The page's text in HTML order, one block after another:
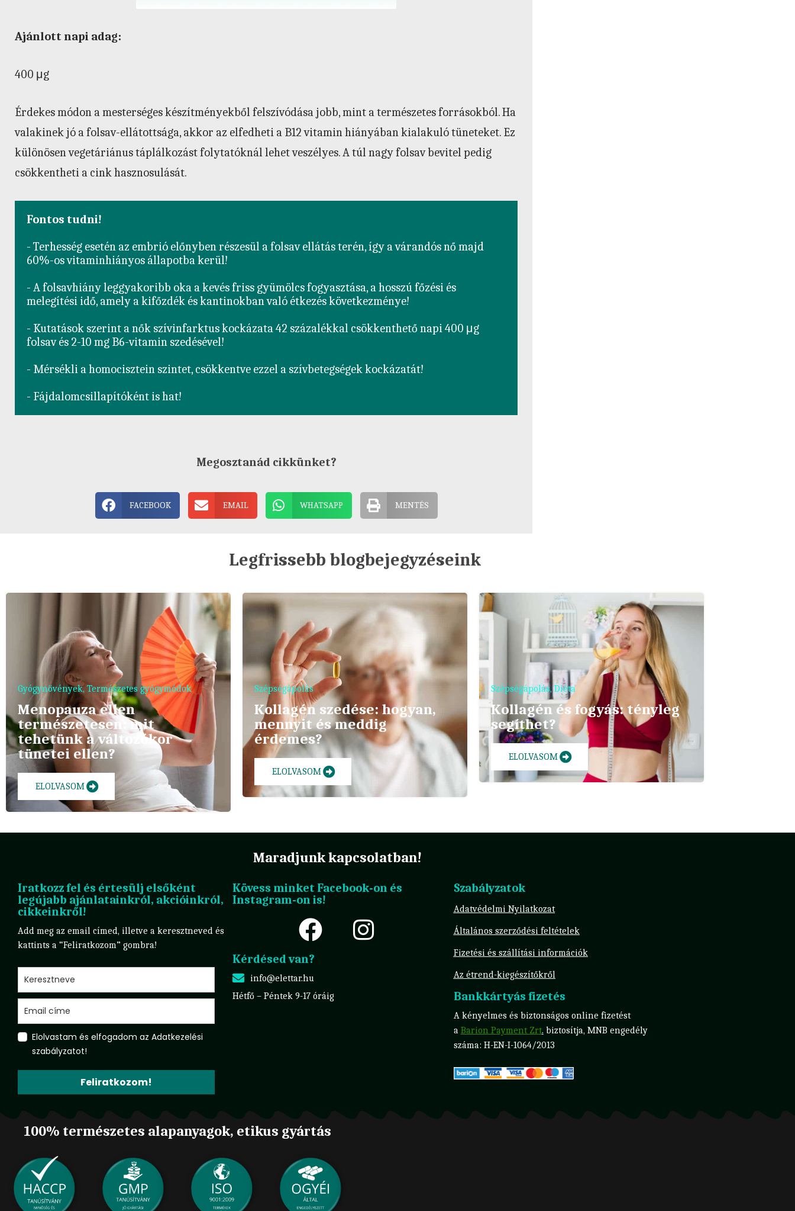
Ajánlott napi adag:
400 μg
Érdekes módon a mesterséges készítményekből felszívódása jobb, mint a természetes forrásokból. Ha
valakinek jó a folsav-ellátottsága, akkor az elfedheti a B12 vitamin hiányában kialakuló tüneteket. Ez
különösen vegetáriánus táplálkozást folytatóknál lehet veszélyes. A túl nagy folsav bevitel pedig
csökkentheti a cink hasznosulását.
Fontos tudni!
- Terhesség esetén az embrió előnyben részesül a folsav ellátás terén, így a várandós nő majd
60%-os vitaminhiányos állapotba kerül!
- A folsavhiány leggyakoribb oka a kevés friss gyümölcs fogyasztása, a hosszú főzési és
melegítési idő, amely a kifőzdék és kantinokban való étkezés következménye!
- Kutatások szerint a nők szívinfarktus kockázata 42 százalékkal csökkenthető napi 400 μg
folsav és 2-10 mg B6-vitamin szedésével!
- Mérsékli a homocisztein szintet, csökkentve ezzel a szívbetegségek kockázatát!
- Fájdalomcsillapítóként is hat!
Megosztanád cikkünket?
FACEBOOK EMAIL WHATSAPP MENTÉS
Legfrissebb blogbejegyzéseink
Gyógynövények, Természetes gyógymódok
Menopauza ellen
természetesen: mit
tehetünk a változókor
tünetei ellen?
ELOLVASOM
Szépségápolás
Kollagén szedése: hogyan,
mennyit és meddig
érdemes?
ELOLVASOM
Szépségápolás, Diéta
Kollagén és fogyás: tényleg
segíthet?
ELOLVASOM
Maradjunk kapcsolatban!
Iratkozz fel és értesülj elsőként
legújabb ajánlatainkról, akcióinkról,
cikkeinkről!
Add meg az email címed, illetve a keresztneved és
kattints a “Feliratkozom” gombra!
Elolvastam és elfogadom az Adatkezelési
szabályzatot!
Feliratkozom!
Kövess minket Facebook-on és
Instagram-on is!
Kérdésed van?
info@elettar.hu
Hétfő – Péntek 9-17 óráig
Szabályzatok
Adatvédelmi Nyilatkozat
Általános szerződési feltételek
Fizetési és szállítási információk
Az étrend-kiegészítőkről
Bankkártyás fizetés
A kényelmes és biztonságos online fizetést
a Barion Payment Zrt. biztosítja, MNB engedély
száma: H-EN-I-1064/2013
100% természetes alapanyagok, etikus gyártás